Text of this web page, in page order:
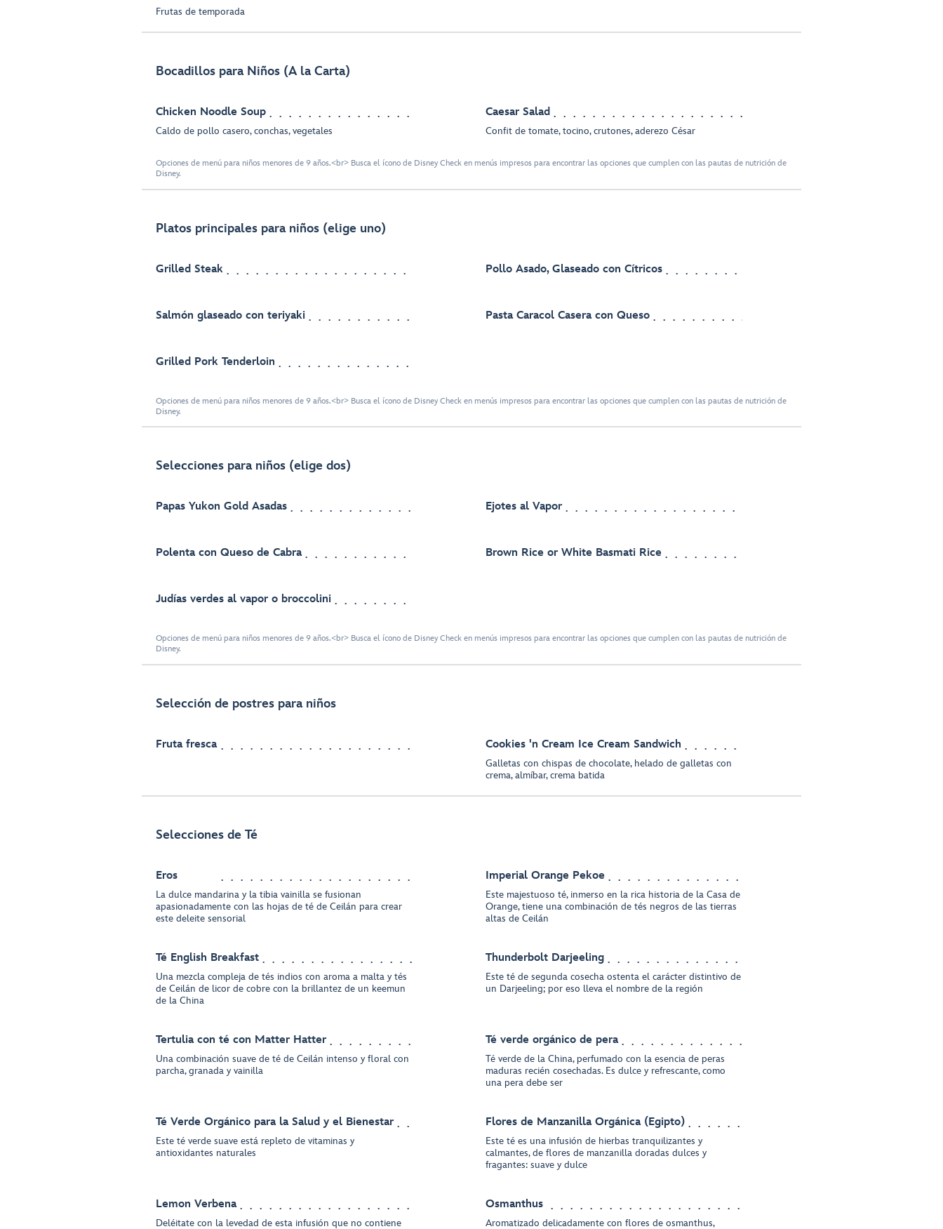
Frutas de temporada
Bocadillos para Niños (A la Carta)
Chicken Noodle Soup
Caldo de pollo casero, conchas, vegetales
Caesar Salad
Confit de tomate, tocino, crutones, aderezo César
Opciones de menú para niños menores de 9 años.<br> Busca el ícono de Disney Check en menús impresos para encontrar las opciones que cumplen con las pautas de nutrición de
Disney.
Platos principales para niños (elige uno)
Grilled Steak Pollo Asado, Glaseado con Cítricos
Salmón glaseado con teriyaki Pasta Caracol Casera con Queso
Grilled Pork Tenderloin
Opciones de menú para niños menores de 9 años.<br> Busca el ícono de Disney Check en menús impresos para encontrar las opciones que cumplen con las pautas de nutrición de
Disney.
Selecciones para niños (elige dos)
Papas Yukon Gold Asadas Ejotes al Vapor
Polenta con Queso de Cabra Brown Rice or White Basmati Rice
Judías verdes al vapor o broccolini
Opciones de menú para niños menores de 9 años.<br> Busca el ícono de Disney Check en menús impresos para encontrar las opciones que cumplen con las pautas de nutrición de
Disney.
Selección de postres para niños
Fruta fresca Cookies 'n Cream Ice Cream Sandwich
Galletas con chispas de chocolate, helado de galletas con
crema, almíbar, crema batida
Selecciones de Té
Eros
La dulce mandarina y la tibia vainilla se fusionan
apasionadamente con las hojas de té de Ceilán para crear
este deleite sensorial
Imperial Orange Pekoe
Este majestuoso té, inmerso en la rica historia de la Casa de
Orange, tiene una combinación de tés negros de las tierras
altas de Ceilán
Té English Breakfast
Una mezcla compleja de tés indios con aroma a malta y tés
de Ceilán de licor de cobre con la brillantez de un keemun
de la China
Thunderbolt Darjeeling
Este té de segunda cosecha ostenta el carácter distintivo de
un Darjeeling; por eso lleva el nombre de la región
Tertulia con té con Matter Hatter
Una combinación suave de té de Ceilán intenso y floral con
parcha, granada y vainilla
Té verde orgánico de pera
Té verde de la China, perfumado con la esencia de peras
maduras recién cosechadas. Es dulce y refrescante, como
una pera debe ser
Té Verde Orgánico para la Salud y el Bienestar
Este té verde suave está repleto de vitaminas y
antioxidantes naturales
Flores de Manzanilla Orgánica (Egipto)
Este té es una infusión de hierbas tranquilizantes y
calmantes, de flores de manzanilla doradas dulces y
fragantes: suave y dulce
Lemon Verbena
Deléitate con la levedad de esta infusión que no contiene
Osmanthus
Aromatizado delicadamente con flores de osmanthus,